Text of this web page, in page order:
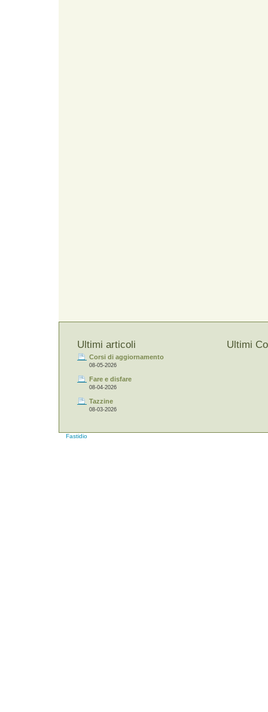
Ultimi articoli
Corsi di aggiornamento
08-05-2026
Fare e disfare
08-04-2026
Tazzine
08-03-2026
Ultimi
Fastidio